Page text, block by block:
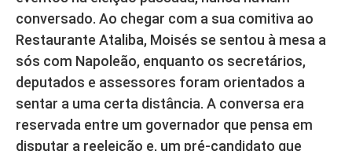
conversado. Ao chegar com a sua comitiva ao
Restaurante Ataliba, Moisés se sentou à mesa a
sós com Napoleão, enquanto os secretários,
deputados e assessores foram orientados a
sentar a uma certa distância. A conversa era
reservada entre um governador que pensa em
disputar a reeleição e, um pré-candidato que